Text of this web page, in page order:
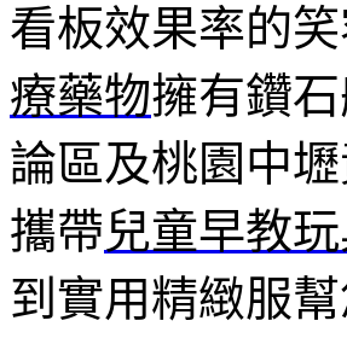
看板效果率的
療藥物擁有鑽
論區及桃園中
攜帶兒童早教
到實用精緻服